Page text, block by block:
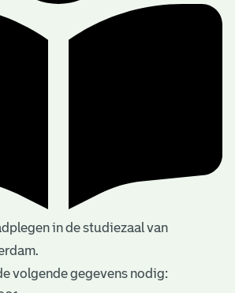
in de studiezaal van
volgende gegevens nodig: